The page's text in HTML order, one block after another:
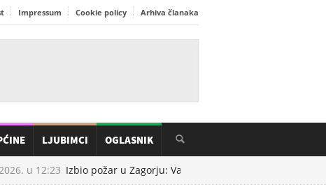
Impressum Cookie policy Arhiva članaka
LJUBIMCI OGLASNIK
u12:23 Izbio požar u Zagorju: Vatrogasci hitno izašli na teren,